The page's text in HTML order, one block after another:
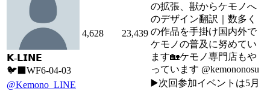
𝗞-𝗟𝗜𝗡𝗘
🐦‍⬛WF6-04-03
@Kemono_LINE
4,628 23,439
の拡張、獣からケモノへ
のデザイン翻訳｜数多く
の作品を手掛け国内外で
ケモノの普及に努めてい
ます🏡ケモノ専門店もや
っています @kemononosu
▶️次回参加イベントは5月